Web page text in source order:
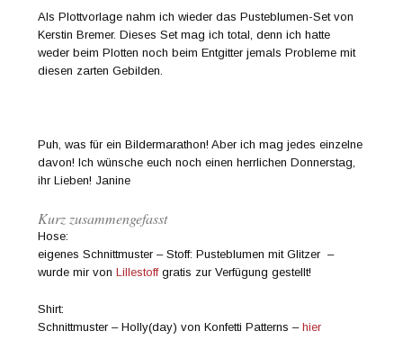
Als Plottvorlage nahm ich wieder das Pusteblumen-Set von
Kerstin Bremer. Dieses Set mag ich total, denn ich hatte
weder beim Plotten noch beim Entgitter jemals Probleme mit
diesen zarten Gebilden.
Puh, was für ein Bildermarathon! Aber ich mag jedes einzelne
davon! Ich wünsche euch noch einen herrlichen Donnerstag,
ihr Lieben! Janine
Kurz zusammengefasst
Hose:
eigenes Schnittmuster – Stoff: Pusteblumen mit Glitzer –
wurde mir vonLillestoffgratis zur Verfügung gestellt!
Shirt:
Schnittmuster – Holly(day) von Konfetti Patterns –hier